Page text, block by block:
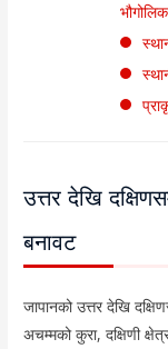
उत्तर देखि
बनावट
जापानको उत्तर देखि
अचम्मको कुरा, दक्षिणी